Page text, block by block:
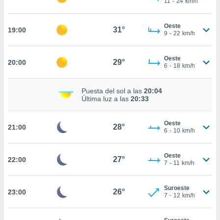
de que
sean
el sitio
para
aunque
no
abono
19:00 31°
Oeste
9 - 22 km/h
20:00 29°
Oeste
6 - 18 km/h
Puesta del sol a las 20:04
Última luz a las 20:33
21:00 28°
Oeste
6 - 10 km/h
22:00 27°
Oeste
7 - 11 km/h
23:00 26°
Suroeste
7 - 12 km/h